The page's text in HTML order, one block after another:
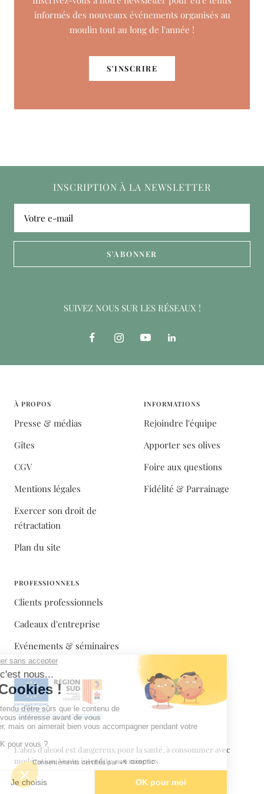
informés des nouveaux événements organisés au
moulin tout au long de l'année !
S'INSCRIRE
INSCRIPTION À LA NEWSLETTER
Votre e-mail
S'ABONNER
SUIVEZ NOUS SUR LES RÉSEAUX !
À PROPOS
Presse & médias
Gîtes
CGV
Mentions légales
Exercer son droit de
rétractation
Plan du site
INFORMATIONS
Rejoindre l'équipe
Apporter ses olives
Foire aux questions
Fidélité & Parrainage
PROFESSIONNELS
Clients professionnels
Cadeaux d'entreprise
Evénements & séminaires
L'abus d'alcool est dangereux pour la santé, à consommer avec
modération. Vente interdite aux mineurs.